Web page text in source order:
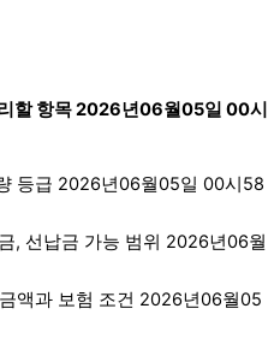
할 항목 2026년06월05일 00시
등급 2026년06월05일 00시58
, 선납금 가능 범위 2026년06월
액과 보험 조건 2026년06월05